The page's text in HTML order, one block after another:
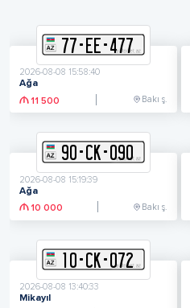
77- EE-477
2026-08-08 15:58:40
Ağa
11 500
Bakı ş.
90-CK-090
2026-08-08 15:19:39
Ağa
10 000
Bakı ş.
10-CK-072
2026-08-08 13:40:33
Mikayıl